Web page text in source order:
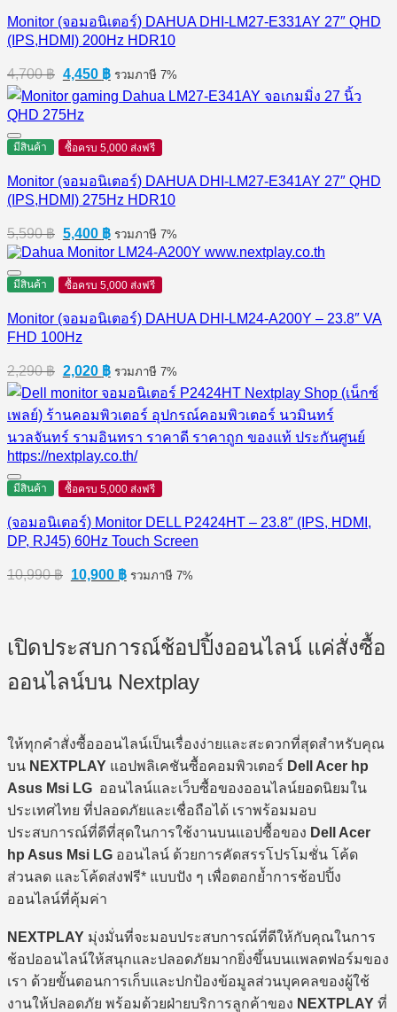
Monitor (จอมอนิเตอร์) DAHUA DHI-LM27-E331AY 27″ QHD
(IPS,HDMI) 200Hz HDR10
4,700฿ Original
price
was:
4,700 ฿.
4,450 ฿Current
price
is:
รวมภาษี 7%
มีสินค้า ซื้อครบ 5,000 ส่งฟรี
Monitor (จอมอนิเตอร์) DAHUA DHI-LM27-E341AY 27″ QHD
(IPS,HDMI) 275Hz HDR10
5,590฿ Original
price
was:
5,590 ฿.
5,400 ฿Current
price
is:
5,400 ฿.
รวมภาษี 7%
มีสินค้า ซื้อครบ 5,000 ส่งฟรี
Monitor (จอมอนิเตอร์) DAHUA DHI-LM24-A200Y – 23.8″ VA
FHD 100Hz
2,290฿ Original
price
was:
2,290 ฿.
2,020 ฿Current
price
is:
2,020 ฿.
รวมภาษี 7%
มีสินค้า ซื้อครบ 5,000 ส่งฟรี
(จอมอนิเตอร์) Monitor DELL P2424HT – 23.8″ (IPS, HDMI,
DP, RJ45) 60Hz Touch Screen
10,990฿ Original
price
10,900 ฿Current
price
รวมภาษี 7%
เปิดประสบการณ์ช้อปปิ้งออนไลน์ แค่สั่งซื้อ
ออนไลน์บน Nextplay
ให้ทุกคำสั่งซื้อออนไลน์เป็นเรื่องง่ายและสะดวกที่สุดสำหรับคุณ
บน NEXTPLAY แอปพลิเคชันซื้อคอมพิวเตอร์ Dell Acer hp
Asus Msi LG ออนไลน์และเว็บซื้อของออนไลน์ยอดนิยมใน
ประเทศไทย ที่ปลอดภัยและเชื่อถือได้ เราพร้อมมอบ
ประสบการณ์ที่ดีที่สุดในการใช้งานบนแอปซื้อของ Dell Acer
hp Asus Msi LG ออนไลน์ ด้วยการคัดสรรโปรโมชั่น โค้ด
ส่วนลด และโค้ดส่งฟรี* แบบปัง ๆ เพื่อตอกย้ำการช้อปปิ้ง
ออนไลน์ที่คุ้มค่า
NEXTPLAY มุ่งมั่นที่จะมอบประสบการณ์ที่ดีให้กับคุณในการ
ช้อปออนไลน์ให้สนุกและปลอดภัยมากยิ่งขึ้นบนแพลตฟอร์มของ
เรา ด้วยขั้นตอนการเก็บและปกป้องข้อมูลส่วนบุคคลของผู้ใช้
งานให้ปลอดภัย พร้อมด้วยฝ่ายบริการลูกค้าของ NEXTPLAY ที่